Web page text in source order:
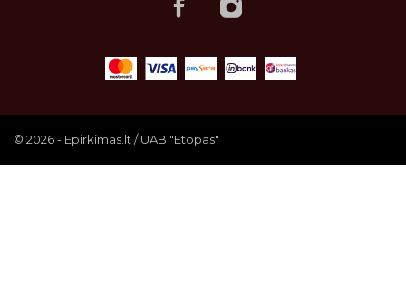
© 2026 - Epirkimas.lt / UAB "Etopas"